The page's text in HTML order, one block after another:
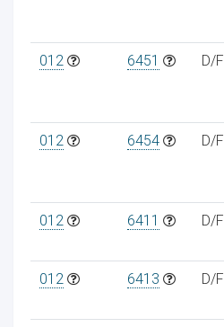
012 6451 D/F
012 6454 D/F
012 6411 D/F
012 6413 D/F